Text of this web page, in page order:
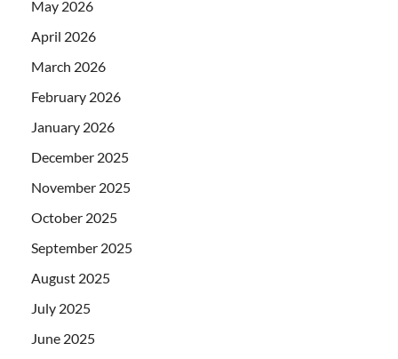
May 2026
April 2026
March 2026
February 2026
January 2026
December 2025
November 2025
October 2025
September 2025
August 2025
July 2025
June 2025